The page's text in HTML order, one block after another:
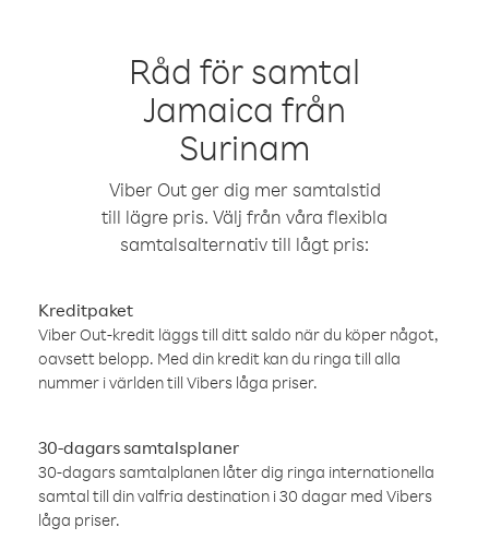
Råd för samtal
Jamaica från
Surinam
Viber Out ger dig mer samtalstid
till lägre pris. Välj från våra flexibla
samtalsalternativ till lågt pris:
Kreditpaket
Viber Out-kredit läggs till ditt saldo när du köper något,
oavsett belopp. Med din kredit kan du ringa till alla
nummer i världen till Vibers låga priser.
30-dagars samtalsplaner
30-dagars samtalplanen låter dig ringa internationella
samtal till din valfria destination i 30 dagar med Vibers
låga priser.